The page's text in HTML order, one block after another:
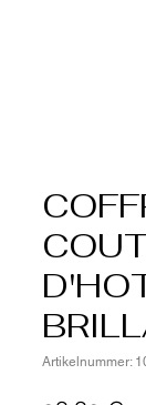
Artikelnummer: